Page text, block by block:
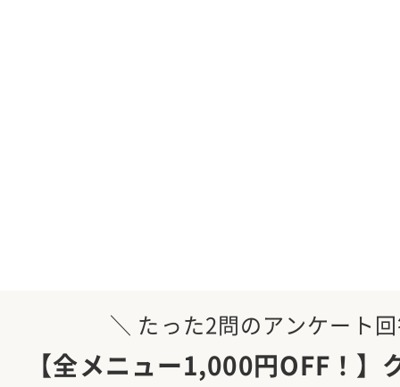
＼ たった2問のアンケート
【全メニュー1,000円OFF！】